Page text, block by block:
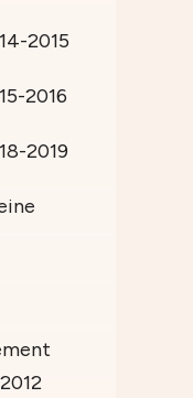
2015
2016
2019